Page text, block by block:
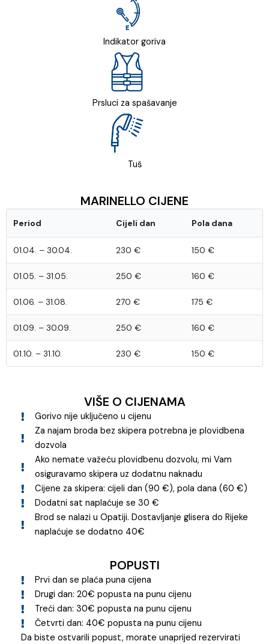
Indikator goriva
Prsluci za spašavanje
Tuš
MARINELLO CIJENE
Period Cijeli dan Pola dana
01.04. – 30.04. 230 € 150 €
01.05. – 31.05. 250 € 160 €
01.06. – 31.08. 270 € 175 €
01.09. – 30.09. 250 € 160 €
01.10. – 31.10. 230 € 150 €
VIŠE O CIJENAMA
Gorivo nije uključeno u cijenu
Za najam broda bez skipera potrebna je plovidbena
dozvola
Ako nemate važeću plovidbenu dozvolu, mi Vam
osiguravamo skipera uz dodatnu naknadu
Cijene za skipera: cijeli dan (90 €), pola dana (60 €)
Dodatni sat naplaćuje se 30 €
Brod se nalazi u Opatiji. Dostavljanje glisera do Rijeke
naplaćuje se dodatno 40€
POPUSTI
Prvi dan se plaća puna cijena
Drugi dan: 20€ popusta na punu cijenu
Treći dan: 30€ popusta na punu cijenu
Četvrti dan: 40€ popusta na punu cijenu
Da biste ostvarili popust, morate unaprijed rezervirati